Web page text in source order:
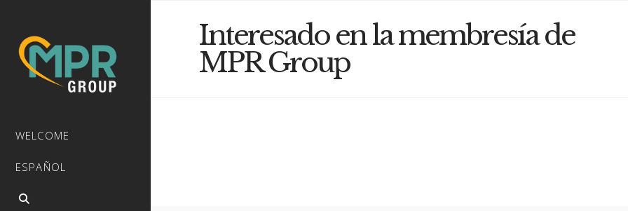
WELCOME
ESPAÑOL
Interesado en la membresía de
MPR Group